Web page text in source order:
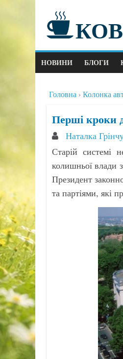
НОВИНИ БЛОГИ
Головна Колонка
Перші кроки
Наталка
Старій системі
колишньої влади
Президент
та партіями, які